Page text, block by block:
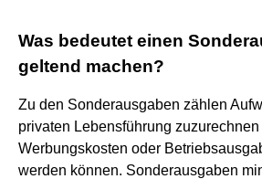
Was bedeutet einen
geltend machen?
Zu den Sonderausgaben zählen
privaten Lebensführung
Werbungskosten oder
werden können. Sonderausgaben